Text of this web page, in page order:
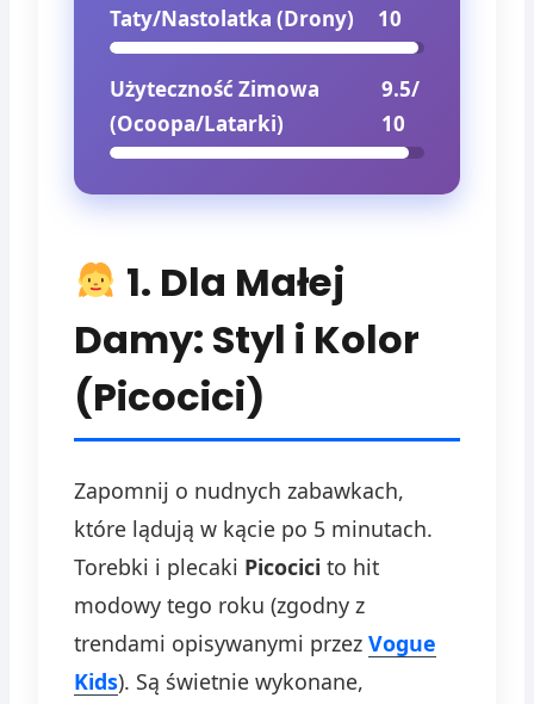
Taty/Nastolatka (Drony)
10
Użyteczność Zimowa
(Ocoopa/Latarki)
9.5/
10
1. Dla Małej
Damy: Styl i Kolor
(Picocici)
Zapomnij o nudnych zabawkach,
które lądują w kącie po 5 minutach.
Torebki i plecaki Picocici to hit
modowy tego roku (zgodny z
trendami opisywanymi przez Vogue
Kids). Są świetnie wykonane,